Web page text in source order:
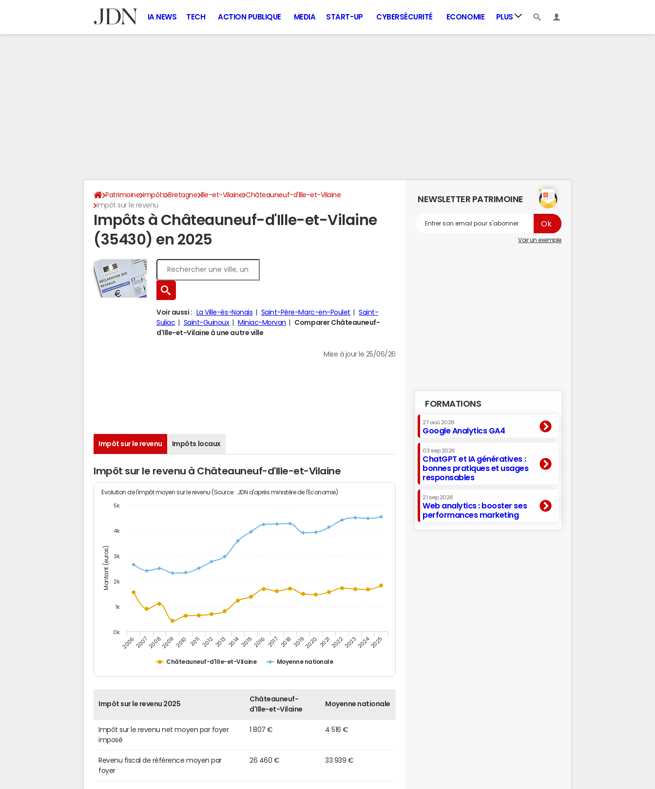
IA NEWS TECH ACTION PUBLIQUE MEDIA START-UP CYBERSÉCURITÉ ECONOMIE PLUS
Patrimoine Impôts Bretagne Ille-et-Vilaine Châteauneuf-d'Ille-et-Vilaine
Impôt sur le revenu
Impôts à Châteauneuf-d'Ille-et-Vilaine
(35430) en 2025
Voir aussi : La Ville-ès-Nonais Saint-Père-Marc-en-Poulet
Saint-
Suliac
Saint-Guinoux Miniac-Morvan
Comparer Châteauneuf-
d'Ille-et-Vilaine à une autre ville
Mise à jour le 25/06/26
Impôt sur le revenu Impôts locaux
Impôt sur le revenu à Châteauneuf-d'Ille-et-Vilaine
Montant (euros)
Evolution de l'impôt moyen sur le revenu (Source : JDN d'après ministère de l'Economie)
Châteauneuf-d'Ille-et-Vilaine Moyenne nationale
20062007200820092010 2011 20122013 201420152016 2017 201820192020 20212022202320242025
0k
1k
2k
3k
4k
5k
Impôt sur le revenu 2025
Châteauneuf-
d'Ille-et-Vilaine
Moyenne nationale
Impôt sur le revenu net moyen par foyer
imposé
1 807 € 4 516 €
Revenu fiscal de référence moyen par
foyer
26 460 € 33 939 €
NEWSLETTER PATRIMOINE
Voir un exemple
FORMATIONS
27 aoû 2026
Google Analytics GA4
03 sep 2026
ChatGPT et IA génératives :
bonnes pratiques et usages
responsables
21 sep 2026
Web analytics : booster ses
performances marketing